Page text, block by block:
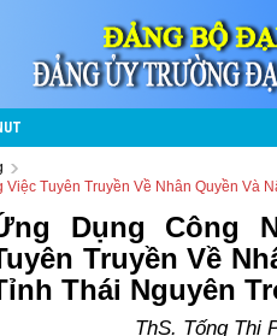
Tuyên Truyền Về Nhân Quyền Và
Dụng Công
Truyền Về
Thái Nguyên
ThS. Tống Thị